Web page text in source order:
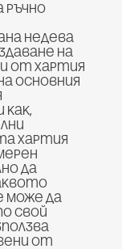
Ръчно
Недева
на
от хартия
основния
как,
хартия
да
може да
свой
от